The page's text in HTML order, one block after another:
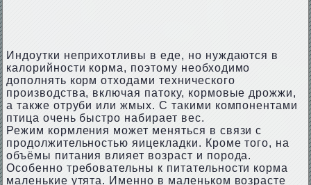
Индоутки неприхотливы в еде, но нуждаются в
калорийности корма, поэтому необходимо
дополнять корм отходами технического
производства, включая патоку, кормовые дрожжи,
а также отруби или жмых. С такими компонентами
птица очень быстро набирает вес.
Режим кормления может меняться в связи с
продолжительностью яицекладки. Кроме того, на
объёмы питания влияет возраст и порода.
Особенно требовательны к питательности корма
маленькие утята. Именно в маленьком возрасте